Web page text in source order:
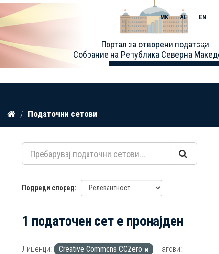
Прескокнете
содржина
Портал за отворени податоци
Собрание на Република Северна
MK AL EN
Toggle
Податочни сетови
Подреди според
1 податочен сет е пронајден
Лиценци: Creative Commons CCZero
Тагови: